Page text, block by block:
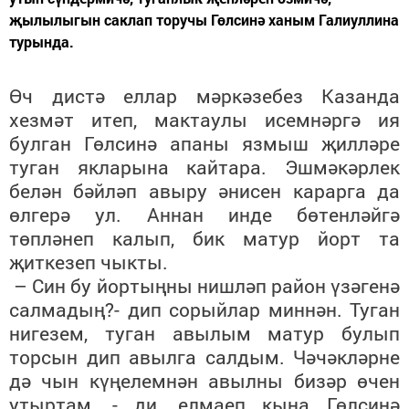
җылылыгын саклап торучы Гөлсинә ханым Галиуллина
турында.
Өч дистә еллар мәркәзебез Казанда
хезмәт итеп, мактаулы исемнәргә ия
булган Гөлсинә апаны язмыш җилләре
туган якларына кайтара. Эшмәкәрлек
белән бәйләп авыру әнисен карарга да
өлгерә ул. Аннан инде бөтенләйгә
төпләнеп калып, бик матур йорт та
җиткезеп чыкты.
– Син бу йортыңны нишләп район үзәгенә
салмадың?- дип сорыйлар миннән. Туган
нигезем, туган авылым матур булып
торсын дип авылга салдым. Чәчәкләрне
дә чын күңелемнән авылны бизәр өчен